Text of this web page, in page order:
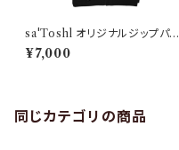
sa'Toshl オリジナルジップパー
カー TYPE-B
¥7,000
同じカテゴリの商品